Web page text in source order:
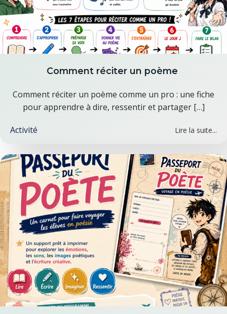
Comment réciter un poème
Comment réciter un poème comme un pro : une fiche
pour apprendre à dire, ressentir et partager […]
Activité Lire la suite...